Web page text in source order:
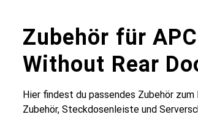
Zubehör für
Without Rear
Hier findest du passendes Zubehör
Zubehör, Steckdosenleiste und